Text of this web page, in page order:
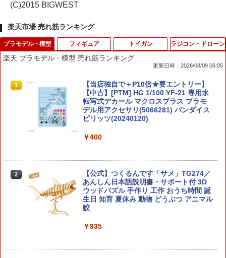
(C)2015 BIGWEST
楽天市場 売れ筋ランキング
プラモデル・模型
楽天 プラモデル・模型 売れ筋ランキング
更新日時：2026/08/09 06:05
1
【当店独自で＋P10倍★要エントリー】
【中古】[PTM] HG 1/100 YF-21 専用水
転写式デカール マクロスプラス プラモ
デル用アクセサリ(5066281) バンダイス
ピリッツ(20240120)
￥400
2
【公式】つくるんです「サメ」TG274／
あんしん日本語説明書・サポート付 3D
ウッドパズル 手作り 工作 おうち時間 誕
生日 知育 夏休み 動物 どうぶつ アニマル
鮫
￥935
フィギュア トイガン ラジコン・ドローン